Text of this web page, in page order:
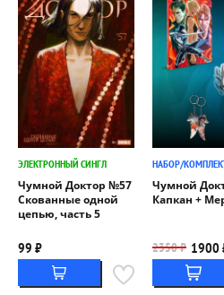
ЭЛЕКТРОННЫЙ СИНГЛ
Чумной Доктор №57
Скованные одной
цепью, часть 5
99 ₽
НАБОР/
Чумной
Капкан +
2350 ₽ 1900